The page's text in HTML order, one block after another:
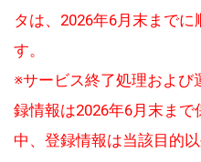
タは、2026年6月末まで
す。
※サービス終了処理および
録情報は2026年6月末ま
中、登録情報は当該目的